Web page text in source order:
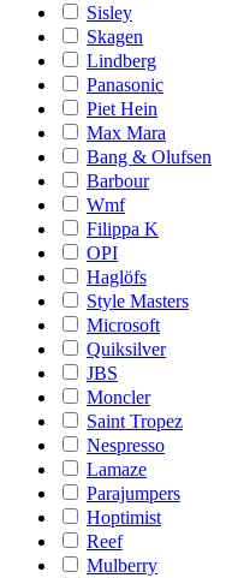
Sisley
Skagen
Lindberg
Panasonic
Piet Hein
Max Mara
Bang & Olufsen
Barbour
Wmf
Filippa K
OPI
Haglöfs
Style Masters
Microsoft
Quiksilver
JBS
Moncler
Saint Tropez
Nespresso
Lamaze
Parajumpers
Hoptimist
Reef
Mulberry